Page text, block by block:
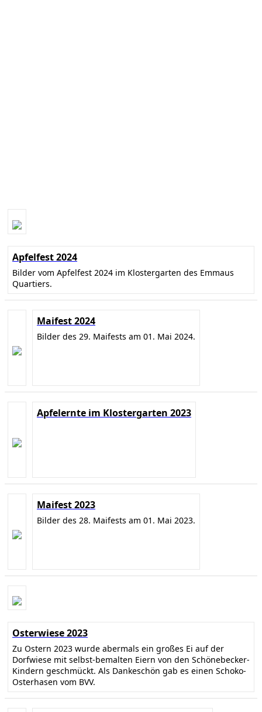
Apfelfest 2024
Bilder vom Apfelfest 2024 im Klostergarten des Emmaus
Quartiers.
Maifest 2024
Bilder des 29. Maifests am 01. Mai 2024.
Apfelernte im Klostergarten 2023
Maifest 2023
Bilder des 28. Maifests am 01. Mai 2023.
Osterwiese 2023
Zu Ostern 2023 wurde abermals ein großes Ei auf der
Dorfwiese mit selbst-bemalten Eiern von den Schönebecker-
Kindern geschmückt. Als Dankeschön gab es einen Schoko-
Osterhasen vom BVV.